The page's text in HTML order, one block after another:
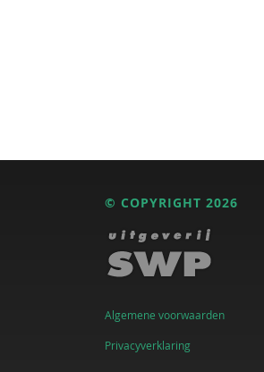
© COPYRIGHT 2026
Algemene voorwaarden
Privacyverklaring